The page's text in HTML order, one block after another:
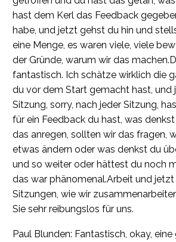
hast dem Kerl das Feedback
habe, und jetzt gehst du hin und
eine Menge, es waren viele, viele
der Gründe, warum wir das
fantastisch. Ich schätze wirklich die
du vor dem Start gemacht hast, und
Sitzung, sorry, nach jeder Sitzung,
für ein Feedback du hast, was
das anregen, sollten wir das fragen,
etwas ändern oder was denkst du
und so weiter oder hättest du noch
das war phänomenal.Arbeit und
Sitzungen, wie wir
Sie sehr reibungslos für uns.
Paul Blunden: Fantastisch, okay,